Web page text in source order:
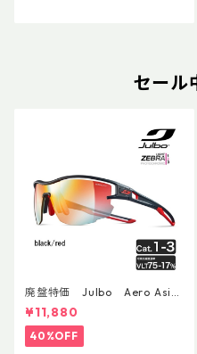
セール
廃盤特価 Julbo Aero Asia
nFit
¥11,880
40%OFF